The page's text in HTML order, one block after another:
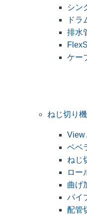
シン
ドラ
排水
ケー
ねじ切り
View
ベベ
ねじ
ロー
曲げ
パイ
配管